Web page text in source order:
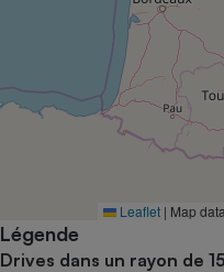
Leaflet | Map
Légende
Drives dans un rayon de